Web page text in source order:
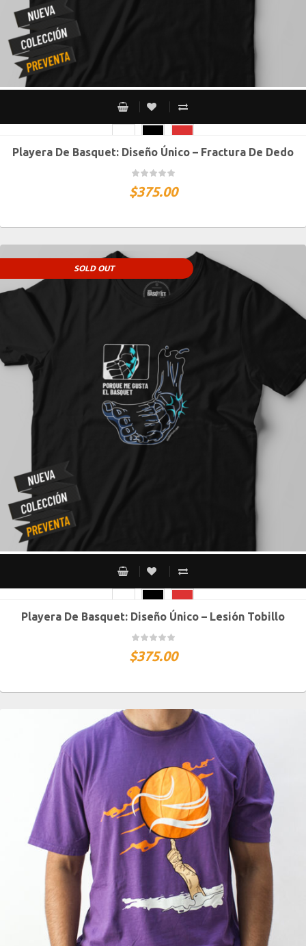
CH M G XG XXG
Playera De Basquet: Diseño Único – Fractura De Dedo
$375.00
SOLD OUT
CH M G XG XXG
Playera De Basquet: Diseño Único – Lesión Tobillo
$375.00